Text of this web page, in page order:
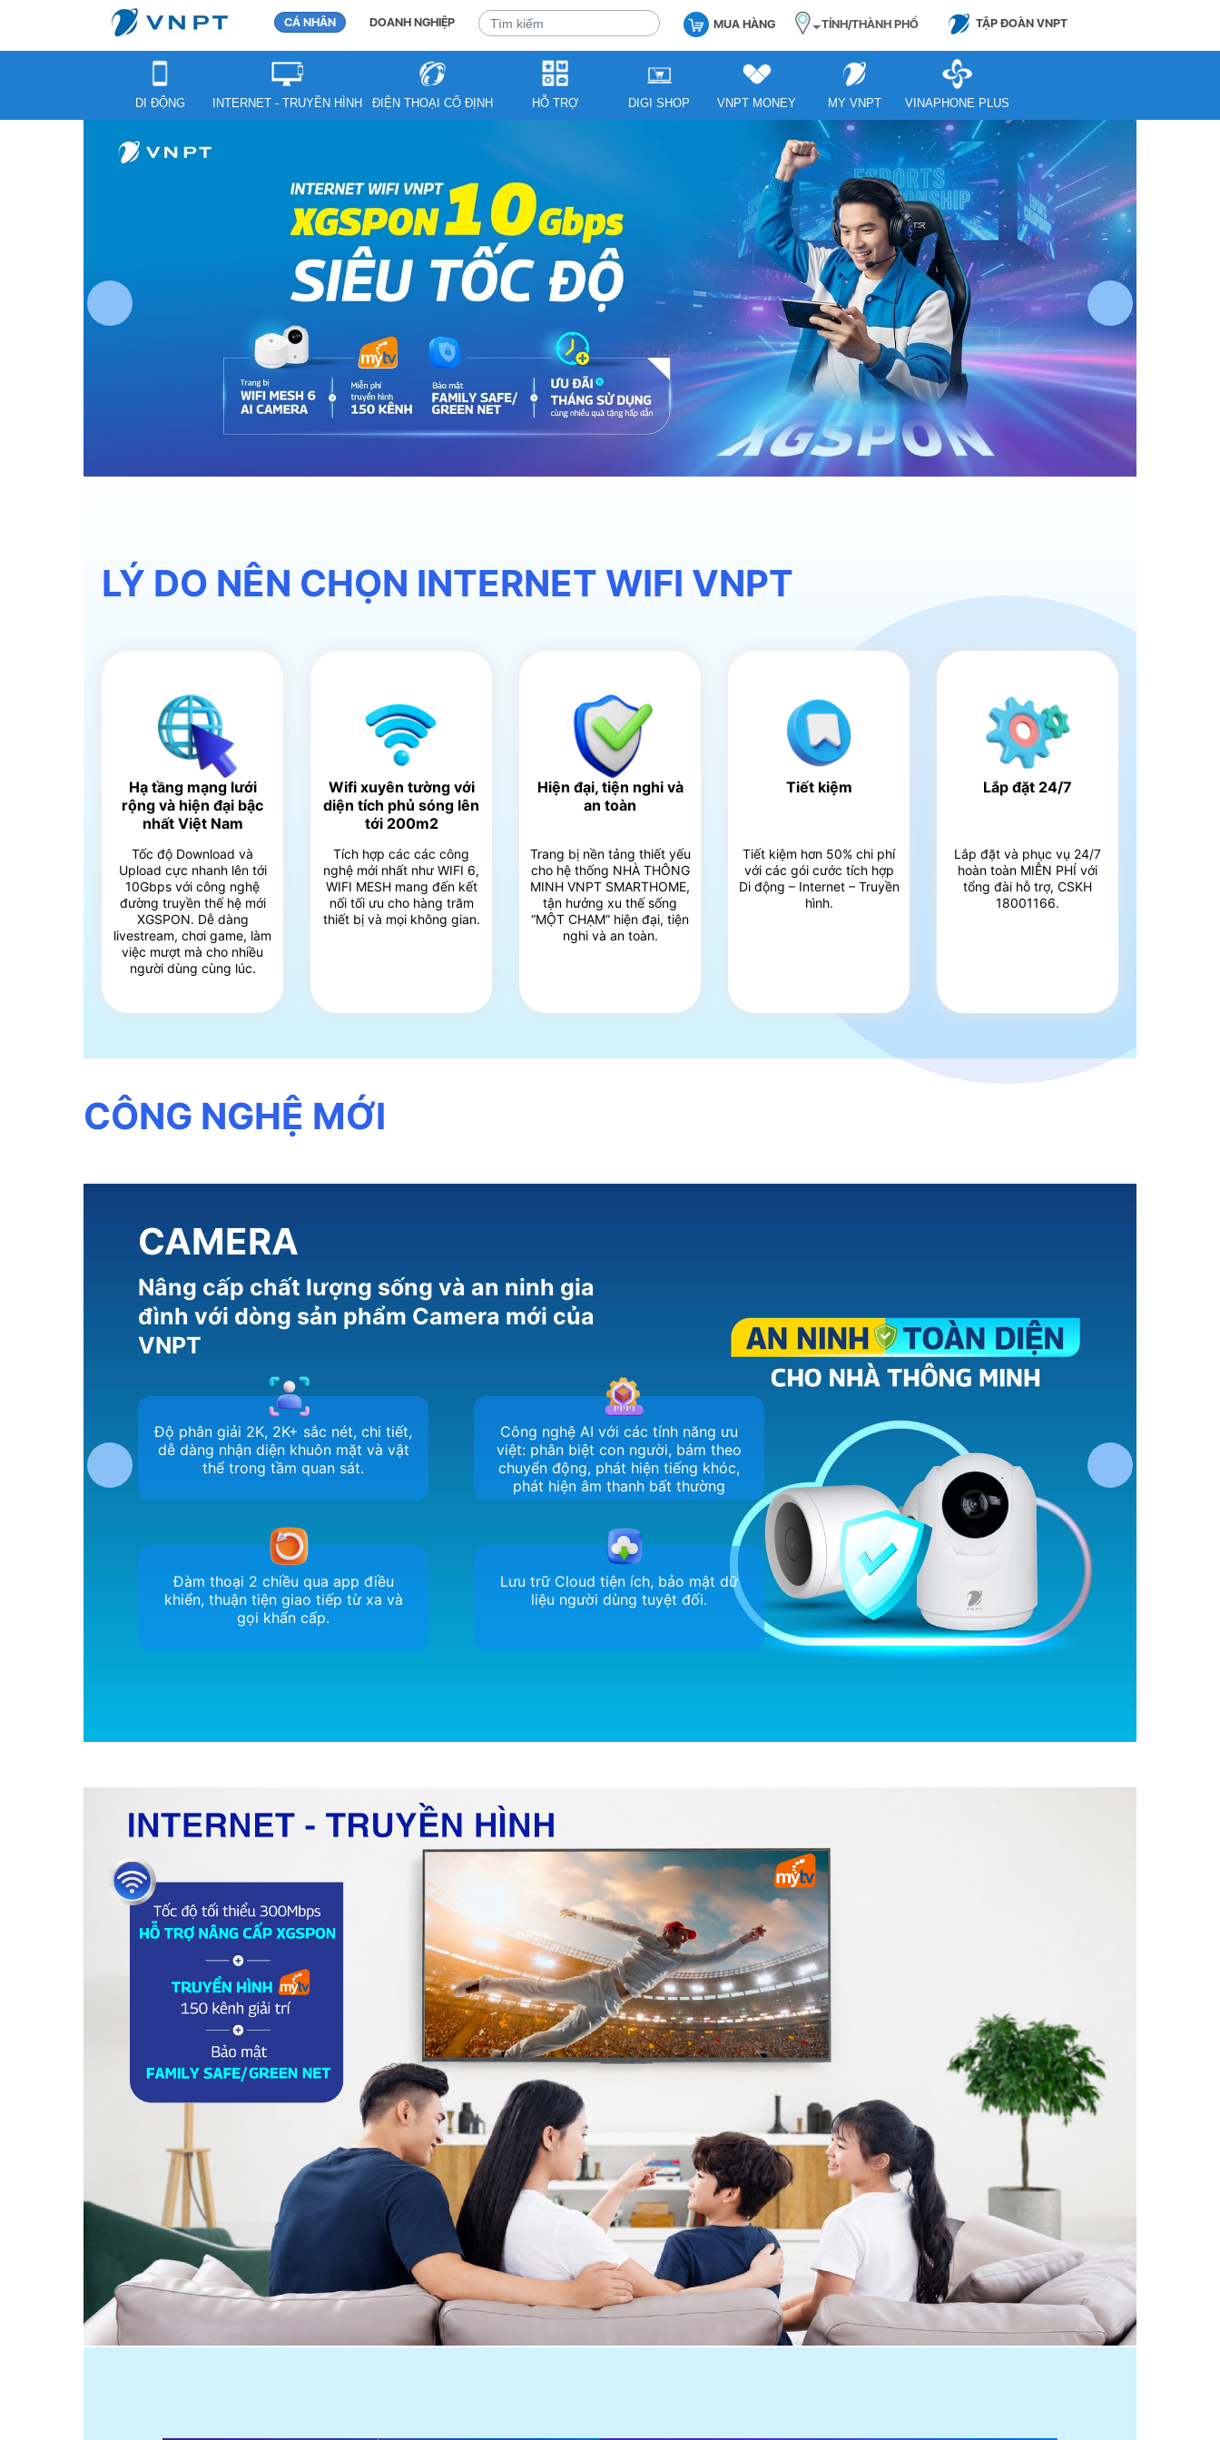
CÁ NHÂN DOANH NGHIỆP MUA HÀNG TỈNH/THÀNH PHỐ TẬP ĐOÀN VNPT
DI ĐỘNG INTERNET - TRUYỀN HÌNH ĐIỆN THOẠI CỐ ĐỊNH HỖ TRỢ DIGI SHOP VNPT MONEY MY VNPT VINAPHONE PLUS
LÝ DO NÊN CHỌN INTERNET WIFI VNPT
Hạ tầng mạng lưới
rộng và hiện đại bậc
nhất Việt Nam
Tốc độ Download và
Upload cực nhanh lên tới
10Gbps với công nghệ
đường truyền thế hệ mới
XGSPON. Dễ dàng
livestream, chơi game, làm
việc mượt mà cho nhiều
người dùng cùng lúc.
Wifi xuyên tường với
diện tích phủ sóng lên
tới 200m2
Tích hợp các các công
nghệ mới nhất như WIFI 6,
WIFI MESH mang đến kết
nối tối ưu cho hàng trăm
thiết bị và mọi không gian.
Hiện đại, tiện nghi và
an toàn
Trang bị nền tảng thiết yếu
cho hệ thống NHÀ THÔNG
MINH VNPT SMARTHOME,
tận hưởng xu thế sống
“MỘT CHẠM” hiện đại, tiện
nghi và an toàn.
Tiết kiệm
Tiết kiệm hơn 50% chi phí
với các gói cước tích hợp
Di động – Internet – Truyền
hình.
Lắp đặt 24/7
Lắp đặt và phục vụ 24/7
hoàn toàn MIỄN PHÍ với
tổng đài hỗ trợ, CSKH
18001166.
CÔNG NGHỆ MỚI
CAMERA
Nâng cấp chất lượng sống và an ninh gia
đình với dòng sản phẩm Camera mới của
VNPT
Độ phân giải 2K, 2K+ sắc nét, chi tiết,
dễ dàng nhận diện khuôn mặt và vật
thể trong tầm quan sát.
Công nghệ AI với các tính năng ưu
việt: phân biệt con người, bám theo
chuyển động, phát hiện tiếng khóc,
phát hiện âm thanh bất thường
Đàm thoại 2 chiều qua app điều
khiển, thuận tiện giao tiếp từ xa và
gọi khẩn cấp.
Lưu trữ Cloud tiện ích, bảo mật dữ
liệu người dùng tuyệt đối.